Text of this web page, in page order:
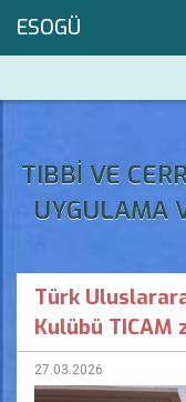
ESOGÜ
TIBBİ VE
UYGULAMA
Türk
Kulübü TICAM
27.03.2026